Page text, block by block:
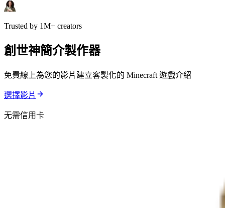
Trusted by 1M+ creators
創世神簡介製作器
免費線上為您的影片建立客製化的 Minecraft 遊戲介紹
選擇影片
无需信用卡